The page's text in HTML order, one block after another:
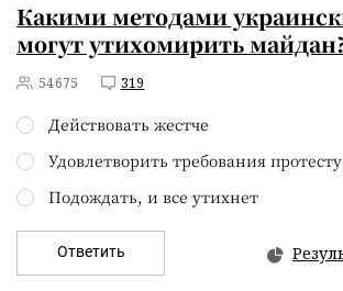
Какими методами
могут утихомирить
54675 319
Действовать жестче
Удовлетворить требования
Подождать, и все утихнет
Ответить